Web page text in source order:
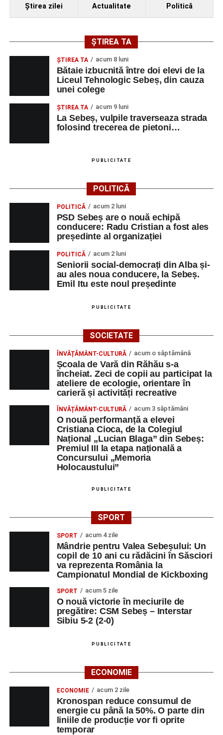
Ştirea zilei Actualitate Politică
ȘTIREA TA
ŞTIREA TA acum 8 luni
Bătaie izbucnită între doi elevi de la
Liceul Tehnologic Sebeș, din cauza
unei colege
ŞTIREA TA acum 9 luni
La Sebeș, vulpile traverseaza strada
folosind trecerea de pietoni…
PUBLICITATE
POLITICĂ
POLITICĂ acum 2 luni
PSD Sebeș are o nouă echipă
conducere: Radu Cristian a fost ales
președinte al organizației
POLITICĂ acum 2 luni
Seniorii social-democrați din Alba și-
au ales noua conducere, la Sebeș.
Emil Itu este noul președinte
PUBLICITATE
SOCIETATE
ÎNVĂȚĂMÂNT-CULTURĂ acum o săptămână
Școala de Vară din Răhău s-a
încheiat. Zeci de copii au participat la
ateliere de ecologie, orientare în
carieră și activități recreative
ÎNVĂȚĂMÂNT-CULTURĂ acum 3 săptămâni
O nouă performanță a elevei
Cristiana Cioca, de la Colegiul
Național „Lucian Blaga” din Sebeș:
Premiul III la etapa națională a
Concursului „Memoria
Holocaustului”
PUBLICITATE
SPORT
SPORT acum 4 zile
Mândrie pentru Valea Sebeșului: Un
copil de 10 ani cu rădăcini în Săsciori
va reprezenta România la
Campionatul Mondial de Kickboxing
SPORT acum 5 zile
O nouă victorie în meciurile de
pregătire: CSM Sebeș – Interstar
Sibiu 5-2 (2-0)
PUBLICITATE
ECONOMIE
ECONOMIE acum 2 zile
Kronospan reduce consumul de
energie cu până la 50%. O parte din
liniile de producție vor fi oprite
temporar